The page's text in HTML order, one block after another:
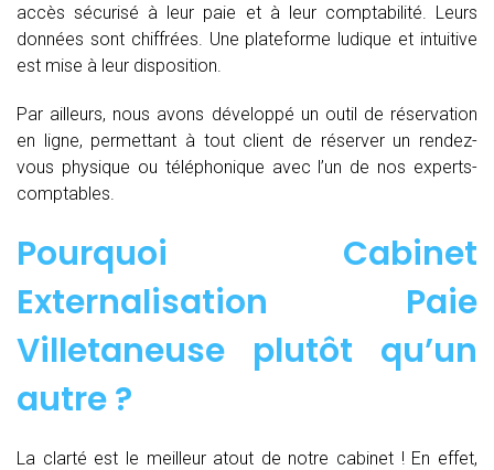
accès sécurisé à leur paie et à leur comptabilité. Leurs
données sont chiffrées. Une plateforme ludique et intuitive
est mise à leur disposition.
Par ailleurs, nous avons développé un outil de réservation
en ligne, permettant à tout client de réserver un rendez-
vous physique ou téléphonique avec l’un de nos experts-
comptables.
Pourquoi Cabinet
Externalisation Paie
Villetaneuse plutôt qu’un
autre ?
La clarté est le meilleur atout de notre cabinet ! En effet,